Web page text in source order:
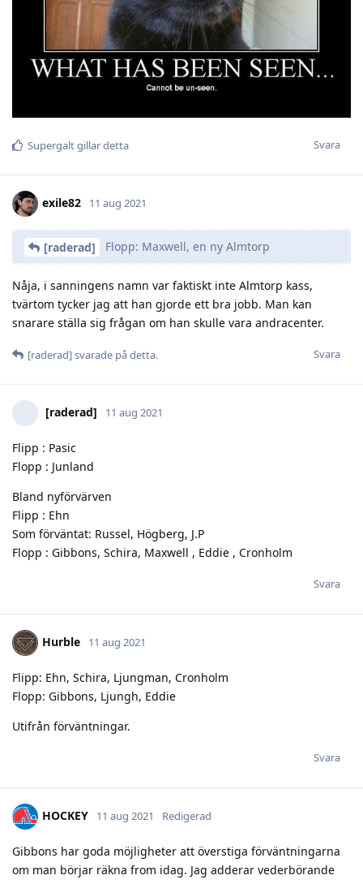
Svara
Supergaltgillar detta
exile82 11 aug 2021
[raderad] Flopp: Maxwell, en ny Almtorp
Nåja, i sanningens namn var faktiskt inte Almtorp kass,
tvärtom tycker jag att han gjorde ett bra jobb. Man kan
snarare ställa sig frågan om han skulle vara andracenter.
Svara
[raderad]svarade på detta.
[raderad] 11 aug 2021
Flipp : Pasic
Flopp : Junland
Bland nyförvärven
Flipp : Ehn
Som förväntat: Russel, Högberg, J.P
Flopp : Gibbons, Schira, Maxwell , Eddie , Cronholm
Svara
Hurble 11 aug 2021
Flipp: Ehn, Schira, Ljungman, Cronholm
Flopp: Gibbons, Ljungh, Eddie
Utifrån förväntningar.
Svara
HOCKEY 11 aug 2021 Redigerad
Gibbons har goda möjligheter att överstiga förväntningarna
om man börjar räkna from idag. Jag adderar vederbörande